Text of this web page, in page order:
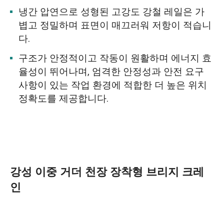
냉간 압연으로 성형된 고강도 강철 레일은 가
볍고 정밀하며 표면이 매끄러워 저항이 적습니
다.
구조가 안정적이고 작동이 원활하며 에너지 효
율성이 뛰어나며, 엄격한 안정성과 안전 요구
사항이 있는 작업 환경에 적합한 더 높은 위치
정확도를 제공합니다.
강성 이중 거더 천장 장착형 브리지 크레
인